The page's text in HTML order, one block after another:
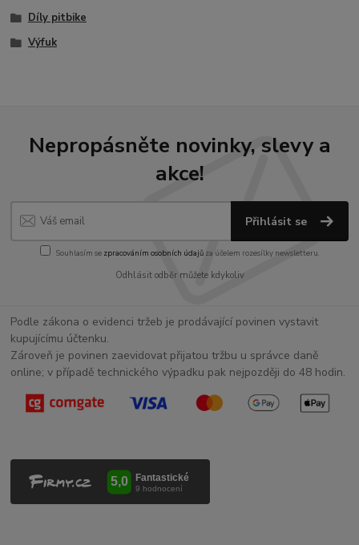
Díly pitbike
Výfuk
Nepropásněte novinky, slevy a
akce!
Přihlásit se
Souhlasím se zpracováním osobních údajůza účelem rozesílky newsletteru.
Odhlásit odběr můžete kdykoliv
Podle zákona o evidenci tržeb je prodávající povinen vystavit
kupujícímu účtenku.
Zároveň je povinen zaevidovat přijatou tržbu u správce daně
online; v případě technického výpadku pak nejpozději do 48 hodin.